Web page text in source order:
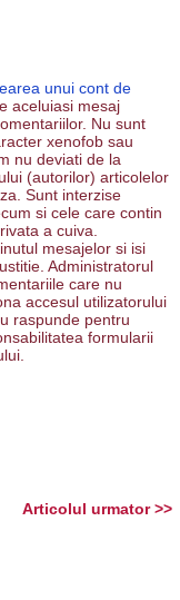
unui cont de
aceluiasi mesaj
Nu sunt
xenofob sau
nu deviati de la
(autorilor) articolelor
Sunt interzise
si cele care contin
a cuiva.
mesajelor si isi
Administratorul
care nu
accesul utilizatorului
raspunde pentru
formularii
Articolul urmator >>